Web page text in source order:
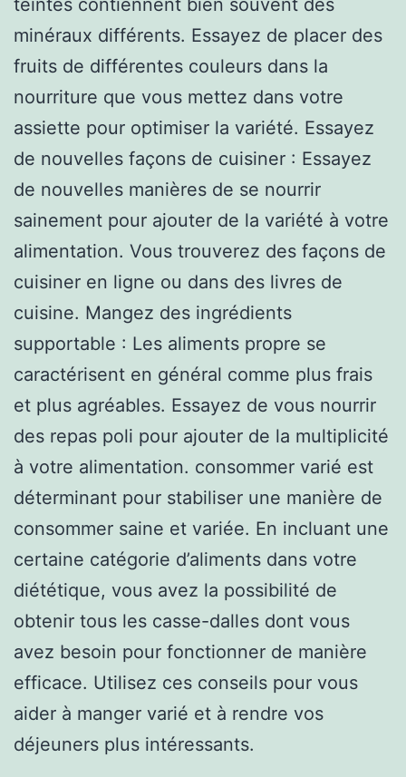
minéraux différents. Essayez de placer des
fruits de différentes couleurs dans la
nourriture que vous mettez dans votre
assiette pour optimiser la variété. Essayez
de nouvelles façons de cuisiner : Essayez
de nouvelles manières de se nourrir
sainement pour ajouter de la variété à votre
alimentation. Vous trouverez des façons de
cuisiner en ligne ou dans des livres de
cuisine. Mangez des ingrédients
supportable : Les aliments propre se
caractérisent en général comme plus frais
et plus agréables. Essayez de vous nourrir
des repas poli pour ajouter de la multiplicité
à votre alimentation. consommer varié est
déterminant pour stabiliser une manière de
consommer saine et variée. En incluant une
certaine catégorie d’aliments dans votre
diététique, vous avez la possibilité de
obtenir tous les casse-dalles dont vous
avez besoin pour fonctionner de manière
efficace. Utilisez ces conseils pour vous
aider à manger varié et à rendre vos
déjeuners plus intéressants.